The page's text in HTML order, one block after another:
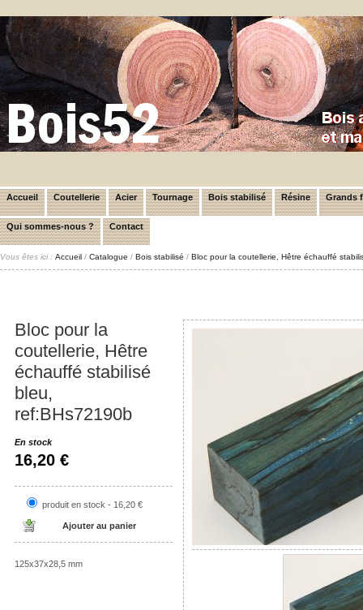
Accueil Coutellerie Acier Tournage Bois stabilisé Résine Grands
Qui sommes-nous ? Contact
Vous êtes ici : Accueil / Catalogue / Bois stabilisé / Bloc pour la coutellerie, Hêtre échauffé
Bloc pour la
coutellerie, Hêtre
échauffé stabilisé
bleu,
ref:BHs72190b
En stock
16,20 €
produit en stock - 16,20 €
125x37x28,5 mm